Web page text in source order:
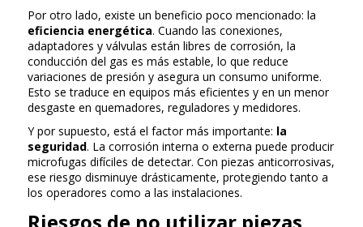
Por otro lado, existe un beneficio poco mencionado: la
eficiencia energética. Cuando las conexiones,
adaptadores y válvulas están libres de corrosión, la
conducción del gas es más estable, lo que reduce
variaciones de presión y asegura un consumo uniforme.
Esto se traduce en equipos más eficientes y en un menor
desgaste en quemadores, reguladores y medidores.
Y por supuesto, está el factor más importante: la
seguridad. La corrosión interna o externa puede producir
microfugas difíciles de detectar. Con piezas anticorrosivas,
ese riesgo disminuye drásticamente, protegiendo tanto a
los operadores como a las instalaciones.